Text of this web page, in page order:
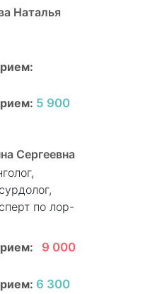
Наталья
5 900
Сергеевна
по лор-
9 000
6 300